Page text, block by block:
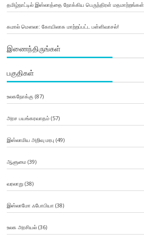
தமிழ்நாட்டில் இஸ்லாத்தை நோக்கிய பெருந்திரள் மதமாற்றங்கள்
கமால் மௌலா: கோயிலாக மாற்றப்பட்ட பள்ளிவாசல்!
இணைந்திருங்கள்
பகுதிகள்
உலகநோக்கு (87)
அரச பயங்கரவாதம்(57)
இஸ்லாமிய அறிவு மரபு (49)
ஆளுமை(39)
வரலாறு(38)
இஸ்லாமோ ஃபோபியா (38)
உலக அரசியல்(36)